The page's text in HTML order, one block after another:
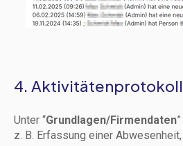
4. Aktivitätenprotokoll
Unter “Grundlagen/Firmendaten
z. B. Erfassung einer